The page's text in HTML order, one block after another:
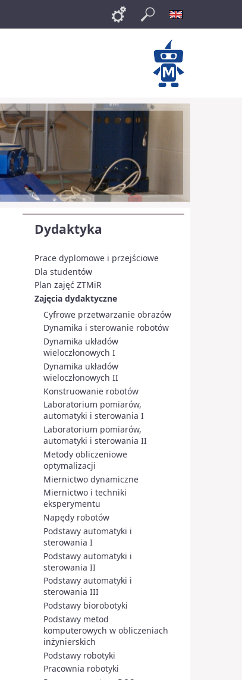
Links Szukaj
Dydaktyka
Prace dyplomowe i przejściowe
Dla studentów
Plan zajęć ZTMiR
Zajęcia dydaktyczne
Cyfrowe przetwarzanie obrazów
Dynamika i sterowanie robotów
Dynamika układów
wieloczłonowych I
Dynamika układów
wieloczłonowych II
Konstruowanie robotów
Laboratorium pomiarów,
automatyki i sterowania I
Laboratorium pomiarów,
automatyki i sterowania II
Metody obliczeniowe
optymalizacji
Miernictwo dynamiczne
Miernictwo i techniki
eksperymentu
Napędy robotów
Podstawy automatyki i
sterowania I
Podstawy automatyki i
sterowania II
Podstawy automatyki i
sterowania III
Podstawy biorobotyki
Podstawy metod
komputerowych w obliczeniach
inżynierskich
Podstawy robotyki
Pracownia robotyki